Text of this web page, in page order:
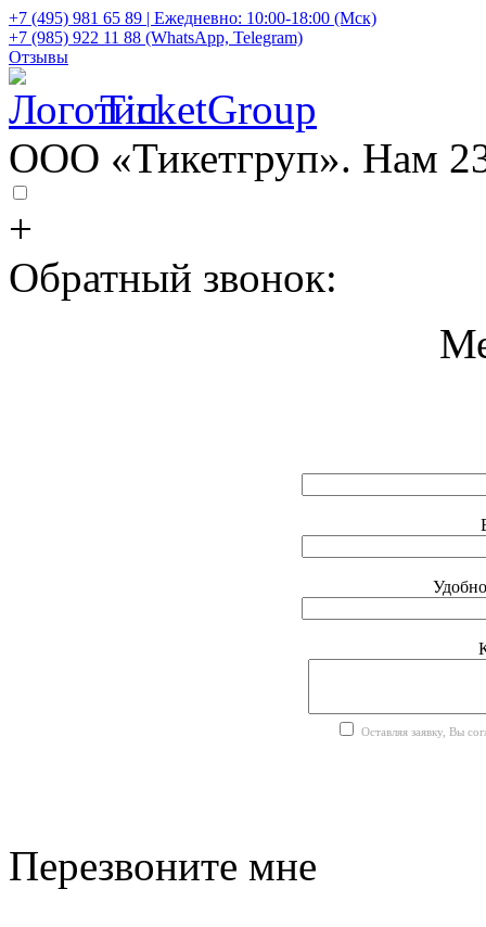
+7 (495) 981 65 89 | Ежедневно: 10:00-18:00 (Мск)
+7 (985) 922 11 88 (WhatsApp, Telegram)
Отзывы
TicketGroup
ООО «Тикетгруп». Нам
+
Обратный звонок:
Оставляя заявку, Вы
Перезвоните мне